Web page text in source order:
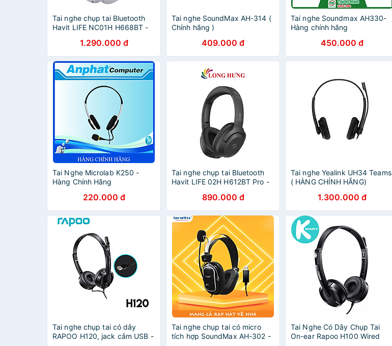
Tai nghe chụp tai Bluetooth
Havit LIFE NC01H H668BT -
1.290.000 đ
Tai nghe SoundMax AH-314 (
Chính hãng )
409.000 đ
Tai nghe Soundmax AH330-
Hàng chính hãng
450.000 đ
Tai Nghe Microlab K250 -
Hàng Chính Hãng
220.000 đ
Tai nghe chụp tai Bluetooth
Havit LIFE 02H H612BT Pro -
890.000 đ
Tai nghe Yealink UH34 Teams
( HÀNG CHÍNH HÃNG)
1.300.000 đ
Tai nghe chụp tai có dây
RAPOO H120, jack cắm USB -
Tai nghe chụp tai có micro
tích hợp SoundMax AH-302 -
Tai Nghe Có Dây Chụp Tai
On-ear Rapoo H100 Wired